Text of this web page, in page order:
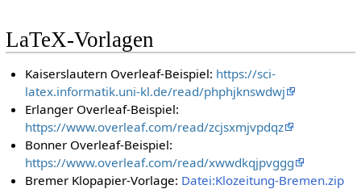
LaTeX-Vorlagen
Kaiserslautern Overleaf-Beispiel: https://sci-
latex.informatik.uni-kl.de/read/phphjknswdwj
Erlanger Overleaf-Beispiel:
https://www.overleaf.com/read/zcjsxmjvpdqz
Bonner Overleaf-Beispiel:
https://www.overleaf.com/read/xwwdkqjpvggg
Bremer Klopapier-Vorlage: Datei:Klozeitung-Bremen.zip